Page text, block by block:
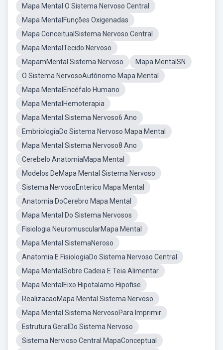
Mapa Mental O Sistema Nervoso Central
Mapa MentalFunções Oxigenadas
Mapa ConceitualSistema Nervoso Central
Mapa MentalTecido Nervoso
MapamMental Sistema Nervoso
Mapa MentalSN
O Sistema NervosoAutônomo Mapa Mental
Mapa MentalEncéfalo Humano
Mapa MentalHemoterapia
Mapa Mental Sistema Nervoso6 Ano
EmbriologiaDo Sistema Nervoso Mapa Mental
Mapa Mental Sistema Nervoso8 Ano
Cerebelo AnatomiaMapa Mental
Modelos DeMapa Mental Sistema Nervoso
Sistema NervosoEnterico Mapa Mental
Anatomia DoCerebro Mapa Mental
Mapa Mental Do Sistema Nervosos
Fisiologia NeuromuscularMapa Mental
Mapa Mental SistemaNeroso
Anatomia E FisiologiaDo Sistema Nervoso Central
Mapa MentalSobre Cadeia E Teia Alimentar
Mapa MentalEixo Hipotalamo Hipofise
RealizacaoMapa Mental Sistema Nervoso
Mapa Mental Sistema NervosoPara Imprimir
Estrutura GeralDo Sistema Nervoso
Sistema Nervioso Central MapaConceptual